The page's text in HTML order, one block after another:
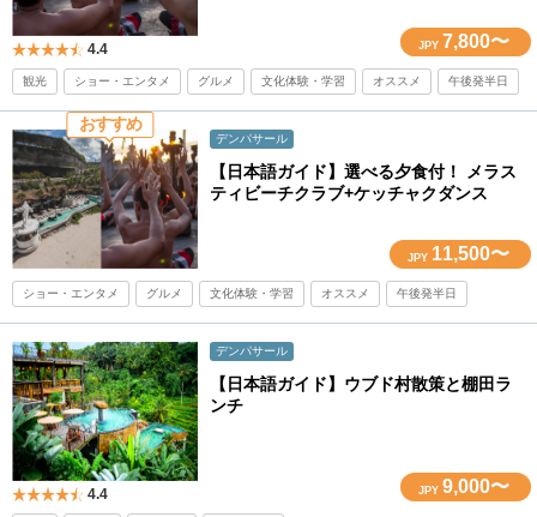
4.4 JPY 7,800〜
観光 ショー・エンタメ グルメ 文化体験・学習 オススメ 午後発半日
おすすめ
デンパサール
【日本語ガイド】選べる夕食付！ メラス
ティビーチクラブ+ケッチャクダンス
JPY 11,500〜
ショー・エンタメ グルメ 文化体験・学習 オススメ 午後発半日
4.4
デンパサール
【日本語ガイド】ウブド村散策と棚田ラ
ンチ
JPY 9,000〜